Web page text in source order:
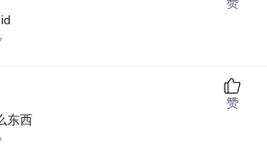
东西
赞